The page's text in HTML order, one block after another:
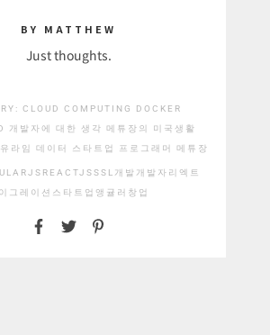
BY MATTHEW
Just thoughts.
CLOUD COMPUTING
DOCKER
개발자에 대한 생각 메튜장의 미국생활
유라임 데이터 스타트업 프로그래머 메튜장
REACTJSSSL 개발 개발자 리엑트
그레이션 스타트업 앵귤러 창업